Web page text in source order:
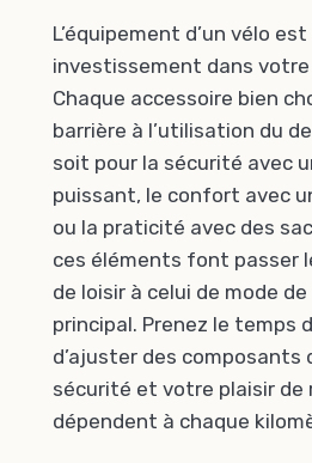
L’équipement d’un vélo est
investissement dans
Chaque accessoire bien
barrière à l’utilisation du
soit pour la sécurité avec
puissant, le confort avec
ou la praticité avec des
ces éléments font passer
de loisir à celui de mode
principal. Prenez le temps
d’ajuster des composants
sécurité et votre plaisir de
dépendent à chaque